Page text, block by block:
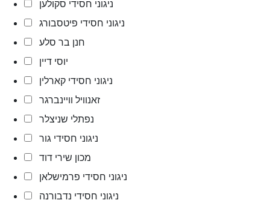
ניגוני חסידי סקולען
ניגוני חסידי פיטסבורג
חנן בר סלע
יוסי דיין
ניגוני חסידי קארלין
זאנוויל וויינברגר
נפתלי שניצלר
ניגוני חסידי גור
מכון שירי דוד
ניגוני חסידי פרמישלאן
ניגוני חסידי נדבורנה